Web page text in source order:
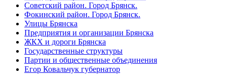
Советский район. Город Брянск.
Фокинский район. Город Брянск.
Улицы Брянска
Предприятия и организации Брянска
ЖКХ и дороги Брянска
Государственные структуры
Партии и общественные объединения
Егор Ковальчук губернатор